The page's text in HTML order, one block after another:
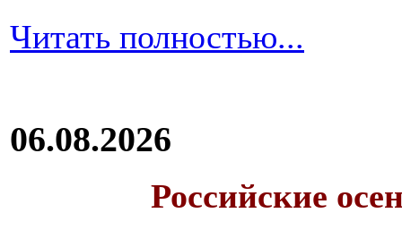
Читать полностью...
06.08.2026
Российские